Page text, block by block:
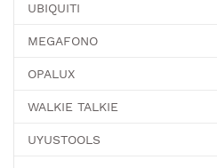
UBIQUITI
MEGAFONO
OPALUX
WALKIE TALKIE
UYUSTOOLS